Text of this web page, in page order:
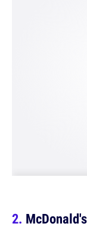
McDonald's